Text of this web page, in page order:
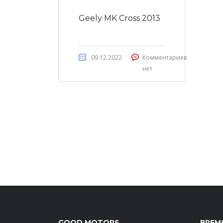
Geely MK Cross 2013
09.12.2022
Комментариев
нет